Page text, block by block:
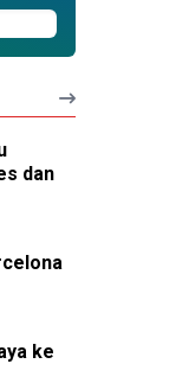
dan
ke